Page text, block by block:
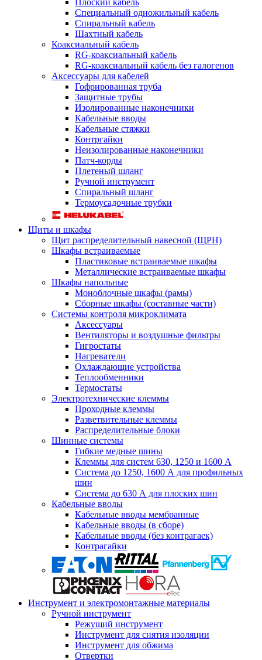
Плоский кабель
Специальный одножильный кабель
Спиральный кабель
Шахтный кабель
Коаксиальный кабель
RG-коаксиальный кабель
RG-коаксиальный кабель без галогенов
Аксессуары для кабелей
Гофрированная труба
Защитные трубы
Изолированные наконечники
Кабельные вводы
Кабельные стяжки
Контргайки
Неизолированные наконечники
Патч-корды
Плетеный шланг
Ручной инструмент
Спиральный шланг
Термоусадочные трубки
Щиты и шкафы
Щит распределительный навесной (ЩРН)
Шкафы встраиваемые
Пластиковые встраиваемые шкафы
Металлические встраиваемые шкафы
Шкафы напольные
Моноблочные шкафы (рамы)
Сборные шкафы (составные части)
Системы контроля микроклимата
Аксессуары
Вентиляторы и воздушные фильтры
Гигростаты
Нагреватели
Охлаждающие устройства
Теплообменники
Термостаты
Электротехнические клеммы
Проходные клеммы
Разветвительные клеммы
Распределительные блоки
Шинные системы
Гибкие медные шины
Клеммы для систем 630, 1250 и 1600 А
Система до 1250, 1600 А для профильных
шин
Система до 630 А для плоских шин
Кабельные вводы
Кабельные вводы мембранные
Кабельные вводы (в сборе)
Кабельные вводы (без контрагаек)
Контрагайки
Инструмент и электромонтажные материалы
Ручной инструмент
Режущий инструмент
Инструмент для снятия изоляции
Инструмент для обжима
Отвертки